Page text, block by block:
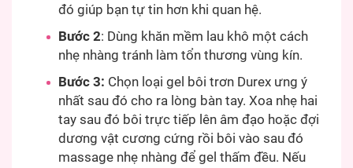
đó giúp bạn tự tin hơn khi quan hệ.
Bước 2: Dùng khăn mềm lau khô một cách
nhẹ nhàng tránh làm tổn thương vùng kín.
Bước 3: Chọn loại gel bôi trơn Durex ưng ý
nhất sau đó cho ra lòng bàn tay. Xoa nhẹ hai
tay sau đó bôi trực tiếp lên âm đạo hoặc đợi
dương vật cương cứng rồi bôi vào sau đó
massage nhẹ nhàng để gel thấm đều. Nếu